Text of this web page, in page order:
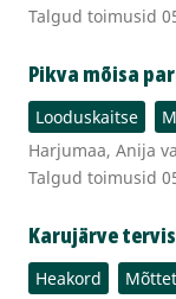
Talgud toimusid
Pikva mõisa
Looduskaitse
Harjumaa, Anija
Talgud toimusid
Karujärve
Heakord